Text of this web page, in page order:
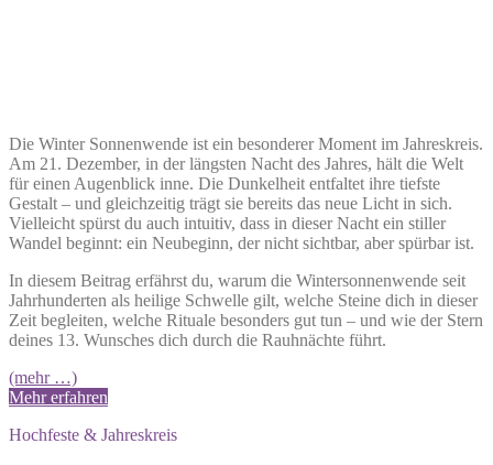
Die Winter Sonnenwende ist ein besonderer Moment im Jahreskreis.
Am 21. Dezember, in der längsten Nacht des Jahres, hält die Welt
für einen Augenblick inne. Die Dunkelheit entfaltet ihre tiefste
Gestalt – und gleichzeitig trägt sie bereits das neue Licht in sich.
Vielleicht spürst du auch intuitiv, dass in dieser Nacht ein stiller
Wandel beginnt: ein Neubeginn, der nicht sichtbar, aber spürbar ist.
In diesem Beitrag erfährst du, warum die Wintersonnenwende seit
Jahrhunderten als heilige Schwelle gilt, welche Steine dich in dieser
Zeit begleiten, welche Rituale besonders gut tun – und wie der Stern
deines 13. Wunsches dich durch die Rauhnächte führt.
(mehr …)
Mehr erfahren
Hochfeste & Jahreskreis